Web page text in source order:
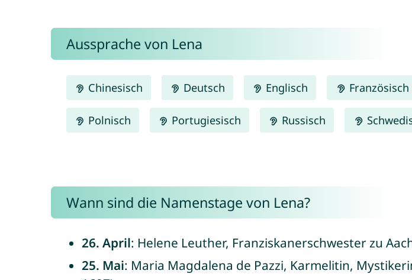
Aussprache von Lena
Chinesisch Deutsch Englisch Französisch
Polnisch Portugiesisch Russisch
Wann sind die Namenstage von Lena?
26. April: Helene Leuther, Franziskanerschwester zu
25. Mai: Maria Magdalena de Pazzi, Karmelitin,